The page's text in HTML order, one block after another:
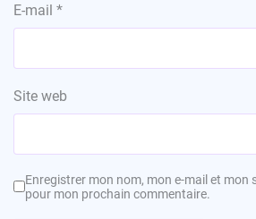
E-mail *
Site web
Enregistrer mon nom, mon e-mail et mon
pour mon prochain commentaire.